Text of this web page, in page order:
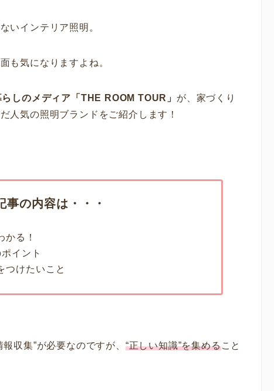
いインテリア照明。
も気になりますよね。
しのメディア「THE ROOM TOUR」 が、家づくり
人気の照明ブランドをご紹介します！
事の内容は・・・
かる！
イント
つけたいこと
収集”が必要なのですが、 “正しい知識”を集めること